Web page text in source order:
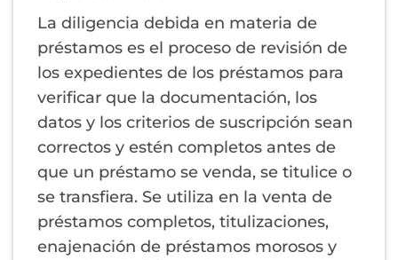
La diligencia debida en materia de
préstamos es el proceso de revisión de
los expedientes de los préstamos para
verificar que la documentación, los
datos y los criterios de suscripción sean
correctos y estén completos antes de
que un préstamo se venda, se titulice o
se transfiera. Se utiliza en la venta de
préstamos completos, titulizaciones,
enajenación de préstamos morosos y